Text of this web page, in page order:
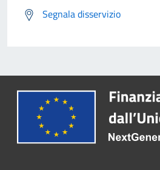
Segnala disservizio